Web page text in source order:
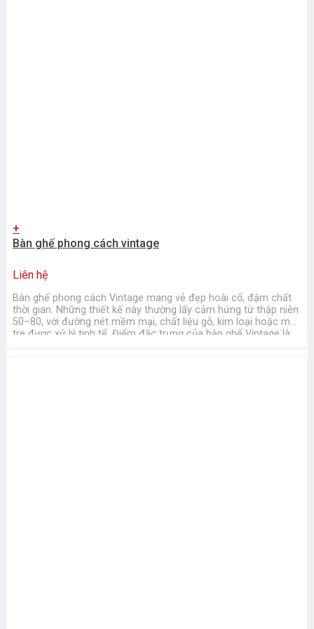
+
Bàn ghế phong cách vintage
Liên hệ
Bàn ghế phong cách Vintage mang vẻ đẹp hoài cổ, đậm chất
thời gian. Những thiết kế này thường lấy cảm hứng từ thập niên
50–80, với đường nét mềm mại, chất liệu gỗ, kim loại hoặc mây
tre được xử lý tinh tế. Điểm đặc trưng của bàn ghế Vintage là: